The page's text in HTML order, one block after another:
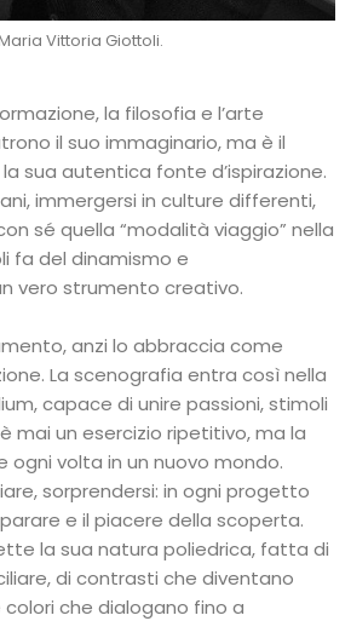
Vittoria Giottoli.
la filosofia e l’arte
il suo immaginario, ma è il
sua autentica fonte d’ispirazione.
immergersi in culture differenti,
sé quella “modalità viaggio” nella
fa del dinamismo e
vero strumento creativo.
anzi lo abbraccia come
La scenografia entra così nella
capace di unire passioni, stimoli
mai un esercizio ripetitivo, ma la
ogni volta in un nuovo mondo.
sorprendersi: in ogni progetto
e il piacere della scoperta.
la sua natura poliedrica, fatta di
di contrasti che diventano
che dialogano fino a